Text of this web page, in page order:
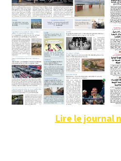
Lire le journal